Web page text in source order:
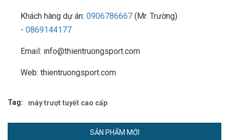
Khách hàng dự án: 0906786667 (Mr. Trường)
- 0869144177
Email: info@thientruongsport.com
Web: thientruongsport.com
Tag: máy trượt tuyết cao cấp
SẢN PHẨM MỚI